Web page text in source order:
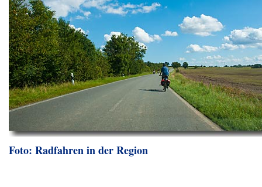
Foto: Radfahren in der Region